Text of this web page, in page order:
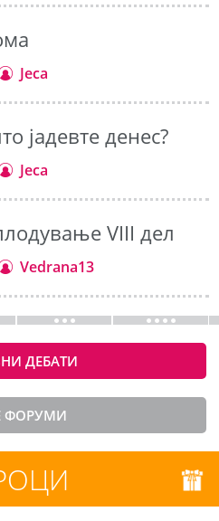
Jeca
јадевте денес?
Jeca
VIII дел
Vedrana13
ДЕБАТИ
ФОРУМИ